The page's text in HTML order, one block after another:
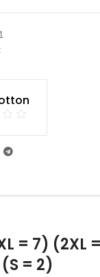
= 7) (2XL
= 2)